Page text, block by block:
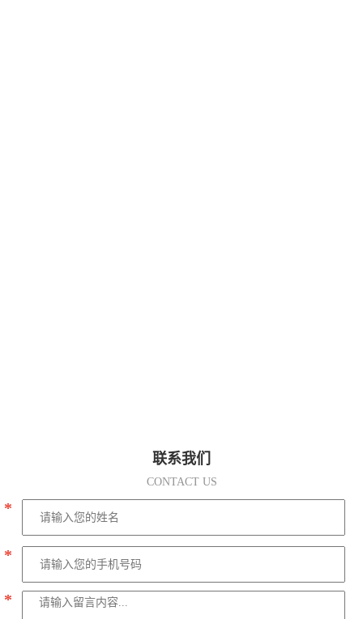
联系我们
CONTACT US
*
*
*